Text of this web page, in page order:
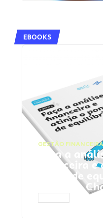
EBOOKS
GESTÃO FINANCEIRA
Faça a
financeira
ponto de
Prompts